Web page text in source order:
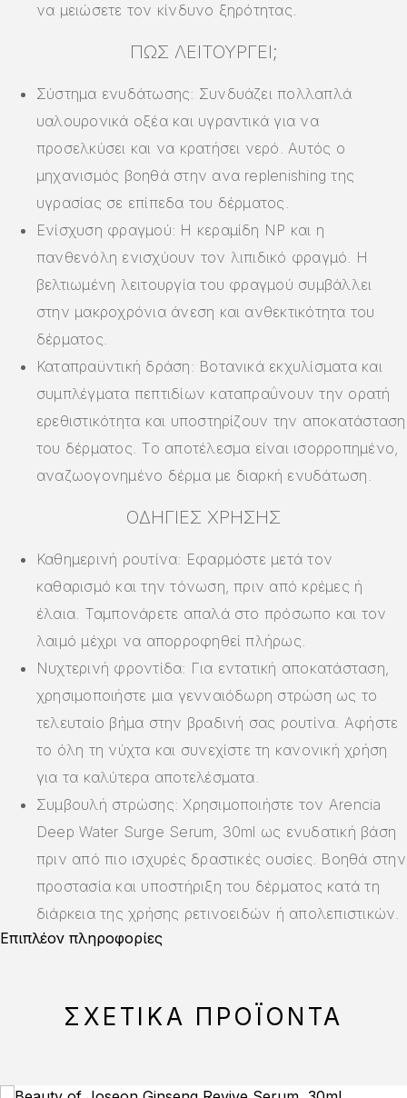
να μειώσετε τον κίνδυνο ξηρότητας.
ΠΏΣ ΛΕΙΤΟΥΡΓΕΊ;
Σύστημα ενυδάτωσης: Συνδυάζει πολλαπλά
υαλουρονικά οξέα και υγραντικά για να
προσελκύσει και να κρατήσει νερό. Αυτός ο
μηχανισμός βοηθά στην ανα replenishing της
υγρασίας σε επίπεδα του δέρματος.
Ενίσχυση φραγμού: Η κεραμίδη NP και η
πανθενόλη ενισχύουν τον λιπιδικό φραγμό. Η
βελτιωμένη λειτουργία του φραγμού συμβάλλει
στην μακροχρόνια άνεση και ανθεκτικότητα του
δέρματος.
Καταπραϋντική δράση: Βοτανικά εκχυλίσματα και
συμπλέγματα πεπτιδίων καταπραΰνουν την ορατή
ερεθιστικότητα και υποστηρίζουν την αποκατάσταση
του δέρματος. Το αποτέλεσμα είναι ισορροπημένο,
αναζωογονημένο δέρμα με διαρκή ενυδάτωση.
ΟΔΗΓΊΕΣ ΧΡΉΣΗΣ
Καθημερινή ρουτίνα: Εφαρμόστε μετά τον
καθαρισμό και την τόνωση, πριν από κρέμες ή
έλαια. Ταμπονάρετε απαλά στο πρόσωπο και τον
λαιμό μέχρι να απορροφηθεί πλήρως.
Νυχτερινή φροντίδα: Για εντατική αποκατάσταση,
χρησιμοποιήστε μια γενναιόδωρη στρώση ως το
τελευταίο βήμα στην βραδινή σας ρουτίνα. Αφήστε
το όλη τη νύχτα και συνεχίστε τη κανονική χρήση
για τα καλύτερα αποτελέσματα.
Συμβουλή στρώσης: Χρησιμοποιήστε τον Arencia
Deep Water Surge Serum, 30ml ως ενυδατική βάση
πριν από πιο ισχυρές δραστικές ουσίες. Βοηθά στην
προστασία και υποστήριξη του δέρματος κατά τη
διάρκεια της χρήσης ρετινοειδών ή απολεπιστικών.
Επιπλέον πληροφορίες
ΣΧΕΤΙΚΆ ΠΡΟΪΌΝΤΑ